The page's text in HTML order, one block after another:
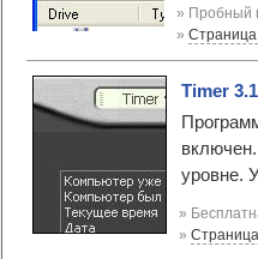
» Пробный
»
Timer
уровне.
»
»